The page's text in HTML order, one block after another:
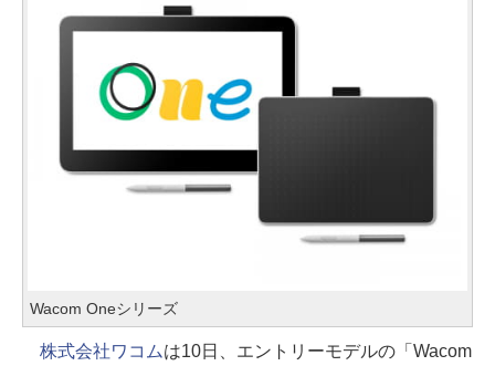
Wacom Oneシリーズ
株式会社ワコムは10日、エントリーモデルの「Wacom